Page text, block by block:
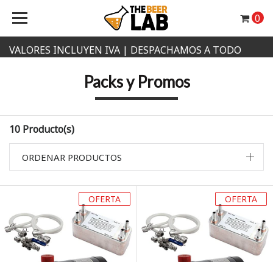
VALORES INCLUYEN IVA | DESPACHAMOS A TODO
0
Packs y Promos
10 Producto(s)
ORDENAR PRODUCTOS
OFERTA OFERTA